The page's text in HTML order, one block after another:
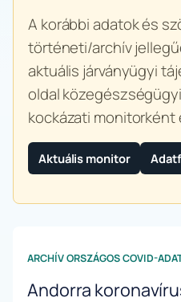
A korábbi adatok és
történeti/archív
aktuális járványügyi
oldal
kockázati monitorként
Aktuális monitor
ARCHÍV ORSZÁGOS COVID-
Andorra